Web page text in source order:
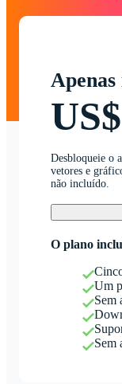
Apenas
Desbloqueie o
vetores e
não incluído.
O plano
Um
Sem
Sem